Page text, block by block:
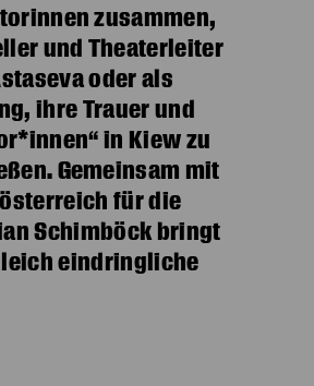
zusammen,
und Theaterleiter
oder als
ihre Trauer und
in Kiew zu
Gemeinsam mit
für die
Schimböck bringt
eindringliche